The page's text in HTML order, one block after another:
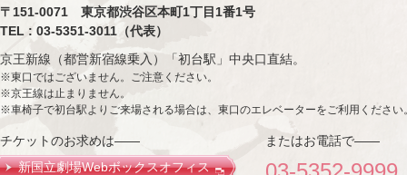
〒151-0071 東京都渋谷区本町1丁目1番1号
TEL : 03-5351-3011（代表）
京王新線（都営新宿線乗入）「初台駅」中央口直結。
※東口ではございません。ご注意ください。
※京王線は止まりません。
※車椅子で初台駅よりご来場される場合は、東口のエレベーターをご利用ください
チケットのお求めは——
新国立劇場Webボックスオフィス
またはお電話で——